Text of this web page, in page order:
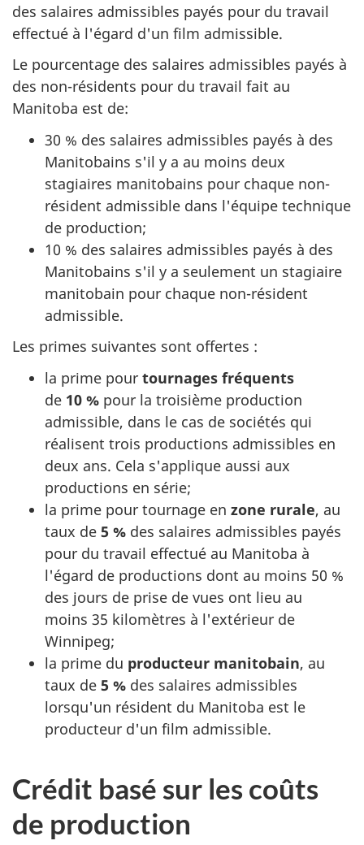
des salaires admissibles payés pour du travail
effectué à l'égard d'un film admissible.
Le pourcentage des salaires admissibles payés à
des non-résidents pour du travail fait au
Manitoba est de:
30 % des salaires admissibles payés à des
Manitobains s'il y a au moins deux
stagiaires manitobains pour chaque non-
résident admissible dans l'équipe technique
de production;
10 % des salaires admissibles payés à des
Manitobains s'il y a seulement un stagiaire
manitobain pour chaque non-résident
admissible.
Les primes suivantes sont offertes :
la prime pour tournages fréquents
de 10 % pour la troisième production
admissible, dans le cas de sociétés qui
réalisent trois productions admissibles en
deux ans. Cela s'applique aussi aux
productions en série;
la prime pour tournage en zone rurale, au
taux de 5 % des salaires admissibles payés
pour du travail effectué au Manitoba à
l'égard de productions dont au moins 50 %
des jours de prise de vues ont lieu au
moins 35 kilomètres à l'extérieur de
Winnipeg;
la prime du producteur manitobain, au
taux de 5 % des salaires admissibles
lorsqu'un résident du Manitoba est le
producteur d'un film admissible.
Crédit basé sur les coûts
de production